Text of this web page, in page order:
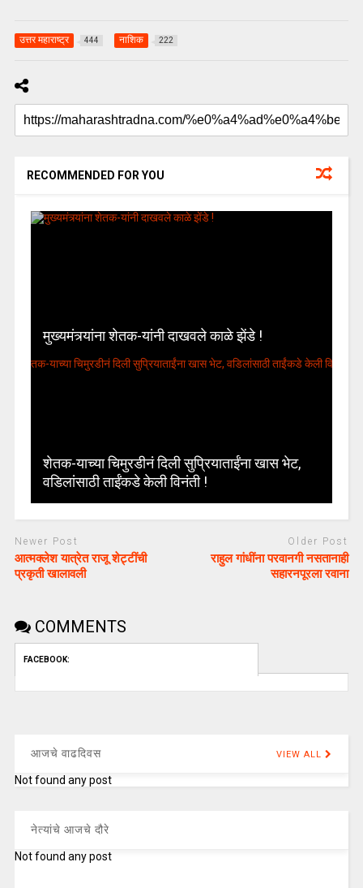
उत्तर महाराष्ट्र 444 नाशिक 222
RECOMMENDED FOR YOU
मुख्यमंत्र्यांना शेतक-यांनी दाखवले काळे झेंडे !
शेतक-याच्या चिमुरडीनं दिली सुप्रियाताईंना खास भेट,
वडिलांसाठी ताईंकडे केली विनंती !
Newer Post
आत्मक्लेश यात्रेत राजू शेट्टींची
प्रकृती खालावली
Older Post
राहुल गांधींना परवानगी नसतानाही
सहारनपूरला रवाना
COMMENTS
FACEBOOK:
आजचे वाढदिवस VIEW ALL
Not found any post
नेत्यांचे आजचे दौरे
Not found any post